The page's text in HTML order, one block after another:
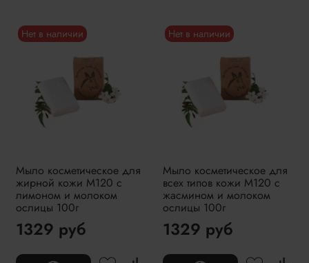
Нет в наличии
Мыло косметическое для
жирной кожи M120 с
лимоном и молоком
ослицы 100г
1329 руб
Нет в наличии
Мыло косметическое для
всех типов кожи M120 с
жасмином и молоком
ослицы 100г
1329 руб